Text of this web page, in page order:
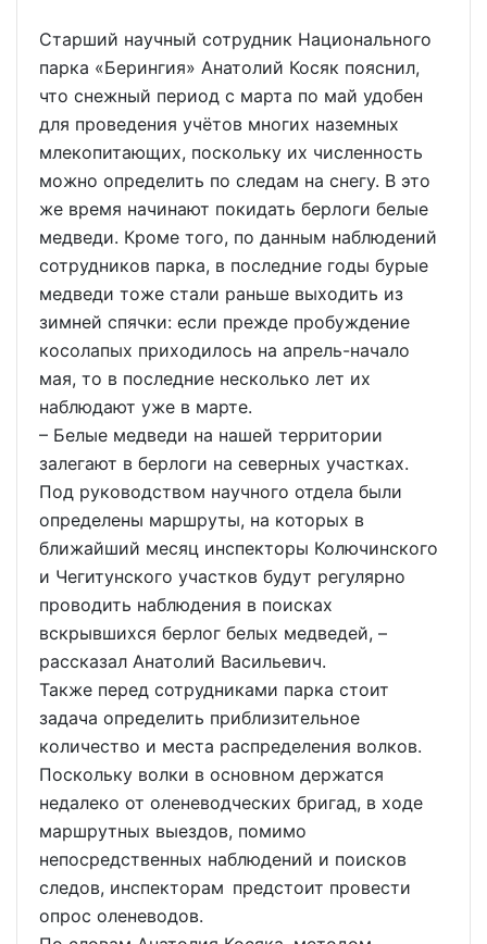
Старший научный сотрудник Национального
парка «Берингия» Анатолий Косяк пояснил,
что снежный период с марта по май удобен
для проведения учётов многих наземных
млекопитающих, поскольку их численность
можно определить по следам на снегу. В это
же время начинают покидать берлоги белые
медведи. Кроме того, по данным наблюдений
сотрудников парка, в последние годы бурые
медведи тоже стали раньше выходить из
зимней спячки: если прежде пробуждение
косолапых приходилось на апрель-начало
мая, то в последние несколько лет их
наблюдают уже в марте.
– Белые медведи на нашей территории
залегают в берлоги на северных участках.
Под руководством научного отдела были
определены маршруты, на которых в
ближайший месяц инспекторы Колючинского
и Чегитунского участков будут регулярно
проводить наблюдения в поисках
вскрывшихся берлог белых медведей, –
рассказал Анатолий Васильевич.
Также перед сотрудниками парка стоит
задача определить приблизительное
количество и места распределения волков.
Поскольку волки в основном держатся
недалеко от оленеводческих бригад, в ходе
маршрутных выездов, помимо
непосредственных наблюдений и поисков
следов, инспекторам предстоит провести
опрос оленеводов.